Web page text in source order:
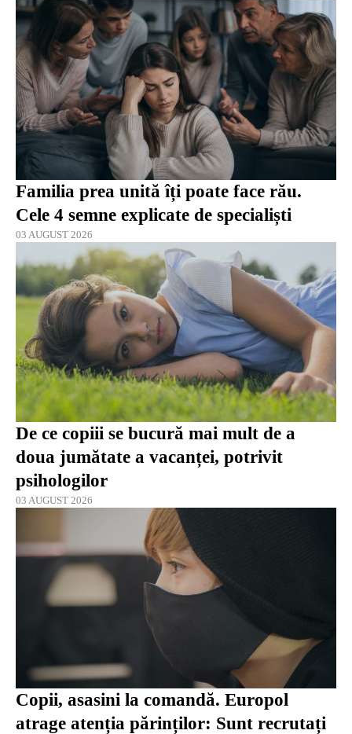
Familia prea unită îți poate face rău.
Cele 4 semne explicate de specialiști
03 AUGUST 2026
De ce copiii se bucură mai mult de a
doua jumătate a vacanței, potrivit
psihologilor
03 AUGUST 2026
Copii, asasini la comandă. Europol
atrage atenția părinților: Sunt recrutați